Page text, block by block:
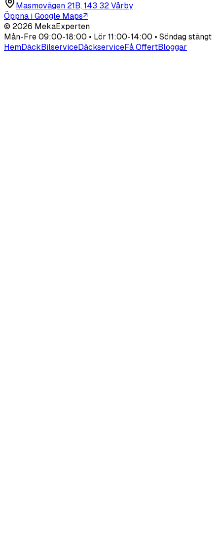
Masmovägen 21B, 143 32 Vårby
Öppna i Google Maps↗
© 2026 MekaExperten
Mån-Fre 09:00-18:00 • Lör 11:00-14:00 • Söndag stängt
HemDäckBilserviceDäckserviceFå OffertBloggar